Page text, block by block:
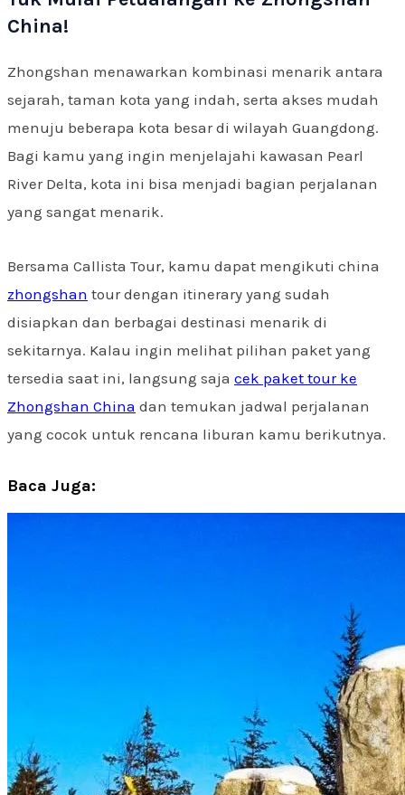
China!
Zhongshan menawarkan kombinasi menarik antara
sejarah, taman kota yang indah, serta akses mudah
menuju beberapa kota besar di wilayah Guangdong.
Bagi kamu yang ingin menjelajahi kawasan Pearl
River Delta, kota ini bisa menjadi bagian perjalanan
yang sangat menarik.
Bersama Callista Tour, kamu dapat mengikuti china
zhongshan tour dengan itinerary yang sudah
disiapkan dan berbagai destinasi menarik di
sekitarnya. Kalau ingin melihat pilihan paket yang
tersedia saat ini, langsung saja cek paket tour ke
Zhongshan China dan temukan jadwal perjalanan
yang cocok untuk rencana liburan kamu berikutnya.
Baca Juga: